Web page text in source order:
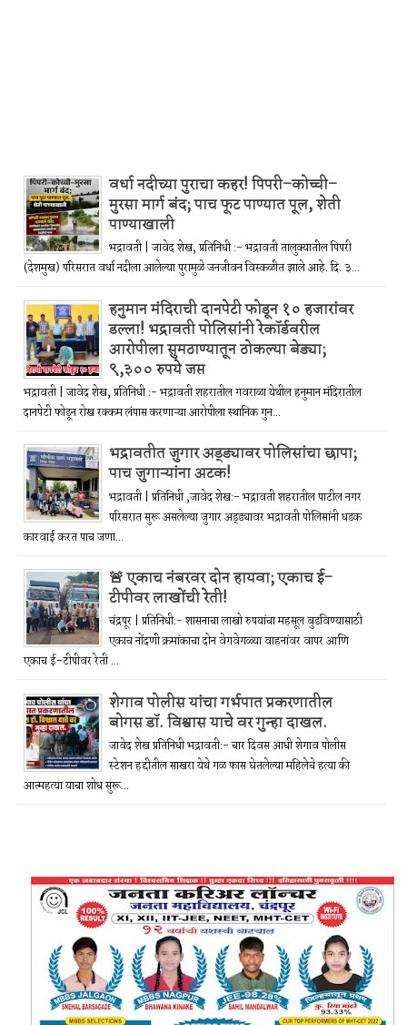
वर्धा नदीच्या पुराचा कहर! पिपरी–कोच्ची–
मुरसा मार्ग बंद; पाच फूट पाण्यात पूल, शेती
पाण्याखाली
भद्रावती | जावेद शेख, प्रतिनिधी :- भद्रावती तालुक्यातील पिपरी
(देशमुख) परिसरात वर्धा नदीला आलेल्या पुरामुळे जनजीवन विस्कळीत झाले आहे. दि. ३...
हनुमान मंदिराची दानपेटी फोडून १० हजारांवर
डल्ला! भद्रावती पोलिसांनी रेकॉर्डवरील
आरोपीला सुमठाण्यातून ठोकल्या बेड्या;
९,३०० रुपये जप्त
भद्रावती | जावेद शेख, प्रतिनिधी :- भद्रावती शहरातील गवराळा येथील हनुमान मंदिरातील
दानपेटी फोडून रोख रक्कम लंपास करणाऱ्या आरोपीला स्थानिक गुन...
भद्रावतीत जुगार अड्ड्यावर पोलिसांचा छापा;
पाच जुगाऱ्यांना अटक!
भद्रावती | प्रतिनिधी ,जावेद शेख:- भद्रावती शहरातील पाटील नगर
परिसरात सुरू असलेल्या जुगार अड्ड्यावर भद्रावती पोलिसांनी धडक
कारवाई करत पाच जणा...
🚨 एकाच नंबरवर दोन हायवा; एकाच ई-
टीपीवर लाखोंची रेती!
चंद्रपूर | प्रतिनिधी:- शासनाचा लाखो रुपयांचा महसूल बुडविण्यासाठी
एकाच नोंदणी क्रमांकाचा दोन वेगवेगळ्या वाहनांवर वापर आणि
एकाच ई-टीपीवर रेती ...
शेगाव पोलीस यांचा गर्भपात प्रकरणातील
बोगस डॉ. विश्वास याचे वर गुन्हा दाखल.
जावेद शेख प्रतिनिधी भद्रावती:- चार दिवस आधी शेगाव पोलीस
स्टेशन हद्दीतील साखरा येथे गळ फास घेतलेल्या महिलेचे हत्या की
आत्महत्या याचा शोध सुरू...